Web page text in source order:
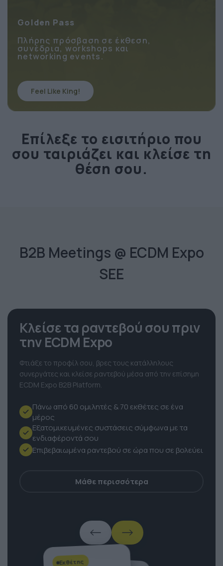
Golden Pass
Πλήρης πρόσβαση σε έκθεση,
συνέδρια, workshops και
Feel Like King!
Επίλεξε το εισιτήριο που
σου ταιριάζει και κλείσε τη
θέση σου.
B2B Meetings @ ECDM Expo
SEE
Κλείσε τα ραντεβού σου πριν
την ECDM Expo
Φτιάξε το προφίλ σου, βρες τους κατάλληλους
συνεργάτες και κλείσε ραντεβού μέσα από την επίσημη
Πάνω από 60 ομιλητές & 70 εκθέτες σε ένα
μέρος
Εξατομικευμένες συστάσεις σύμφωνα με τα
ενδιαφέροντά σου